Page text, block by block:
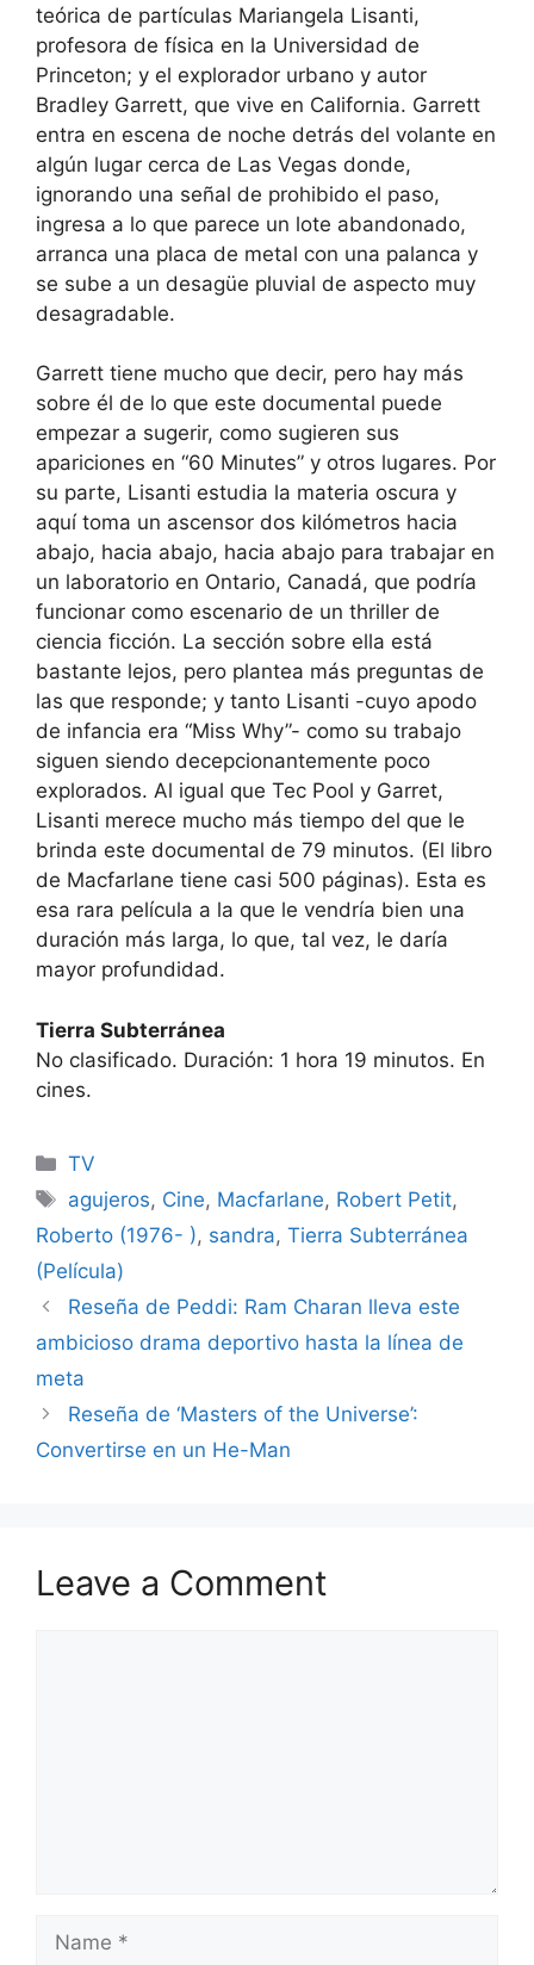
teórica de partículas Mariangela Lisanti,
profesora de física en la Universidad de
Princeton; y el explorador urbano y autor
Bradley Garrett, que vive en California. Garrett
entra en escena de noche detrás del volante en
algún lugar cerca de Las Vegas donde,
ignorando una señal de prohibido el paso,
ingresa a lo que parece un lote abandonado,
arranca una placa de metal con una palanca y
se sube a un desagüe pluvial de aspecto muy
desagradable.
Garrett tiene mucho que decir, pero hay más
sobre él de lo que este documental puede
empezar a sugerir, como sugieren sus
apariciones en “60 Minutes” y otros lugares. Por
su parte, Lisanti estudia la materia oscura y
aquí toma un ascensor dos kilómetros hacia
abajo, hacia abajo, hacia abajo para trabajar en
un laboratorio en Ontario, Canadá, que podría
funcionar como escenario de un thriller de
ciencia ficción. La sección sobre ella está
bastante lejos, pero plantea más preguntas de
las que responde; y tanto Lisanti -cuyo apodo
de infancia era “Miss Why”- como su trabajo
siguen siendo decepcionantemente poco
explorados. Al igual que Tec Pool y Garret,
Lisanti merece mucho más tiempo del que le
brinda este documental de 79 minutos. (El libro
de Macfarlane tiene casi 500 páginas). Esta es
esa rara película a la que le vendría bien una
duración más larga, lo que, tal vez, le daría
mayor profundidad.
Tierra Subterránea
No clasificado. Duración: 1 hora 19 minutos. En
cines.
Categories
TV
Tags
agujeros, Cine, Macfarlane, Robert Petit,
Roberto (1976- ), sandra, Tierra Subterránea
(Película)
Reseña de Peddi: Ram Charan lleva este
ambicioso drama deportivo hasta la línea de
meta
Reseña de ‘Masters of the Universe’:
Convertirse en un He-Man
Leave a Comment